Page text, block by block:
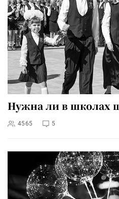
Нужна ли в школах
4565 5